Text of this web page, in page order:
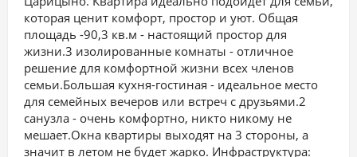
которая ценит комфорт, простор и уют. Общая
площадь -90,3 кв.м - настоящий простор для
жизни.3 изолированные комнаты - отличное
решение для комфортной жизни всех членов
семьи.Большая кухня-гостиная - идеальное место
для семейных вечеров или встреч с друзьями.2
санузла - очень комфортно, никто никому не
мешает.Окна квартиры выходят на 3 стороны, а
значит в летом не будет жарко. Инфраструктура: